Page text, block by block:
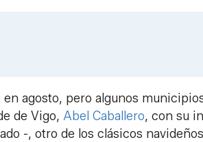
agosto, pero algunos
de Vigo, Abel Caballero, con su
-, otro de los clásicos